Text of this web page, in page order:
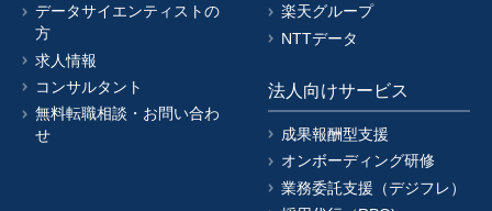
データサイエンティストの
方
求人情報
コンサルタント
無料転職相談・お問い合わ
せ
楽天グループ
NTTデータ
法人向けサービス
成果報酬型支援
オンボーディング研修
業務委託支援（デジフレ）